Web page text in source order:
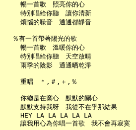
     暢一首歌　照亮你的心
     特別唱給你聽　讓你清新
     煩惱的噪音　通通都靜音
   ％有一首帶著陽光的歌
     暢一首歌　溫暖你的心
     特別唱給你聽　天空放晴
     雨季的陰影　通通晒乾淨
     重唱　＊,＃,＋,％
     你總是在窩心　默默的關心
     默默支持我呀　我從不在乎那結果
     HEY LA LA LA LA LA
     讓我用心為你唱一首歌　我不會再寂寞